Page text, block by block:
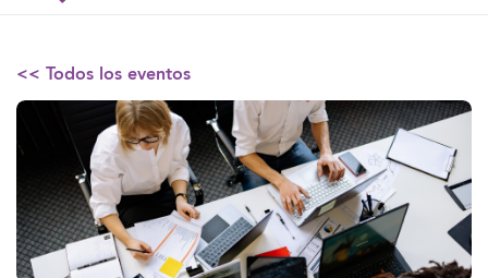
<< Todos los eventos